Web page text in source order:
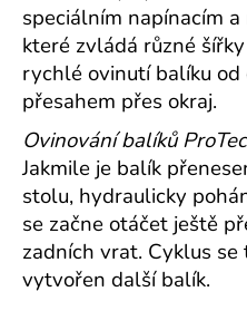
speciálním napínacím
které zvládá různé
rychlé ovinutí balíku od
přesahem přes okraj.
Ovinování balíků ProTec
Jakmile je balík
stolu, hydraulicky
se začne otáčet ještě
zadních vrat. Cyklus
vytvořen další balík.